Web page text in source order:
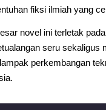
fiksi ilmiah yang
novel ini terletak
seru sekaligus
perkembangan